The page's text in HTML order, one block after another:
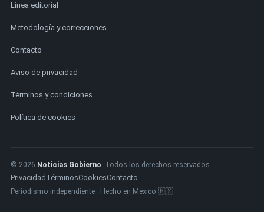
Línea editorial
Metodología y correcciones
Contacto
Aviso de privacidad
Términos y condiciones
Política de cookies
© 2026 Noticias Gobierno. Todos los derechos reservados.
Privacidad TérminosCookiesContacto
Periodismo independiente · Hecho en México 🇲🇽